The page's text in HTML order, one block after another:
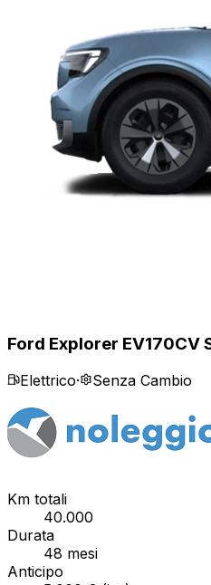
Ford Explorer EV170CV
Elettrico· Senza Cambio
Km totali
40.000
Durata
48 mesi
Anticipo